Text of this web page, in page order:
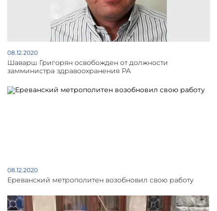
08.12.2020
Шаварш Григорян освобожден от должности
замминистра здравоохранения РА
08.12.2020
Ереванский метрополитен возобновил свою работу